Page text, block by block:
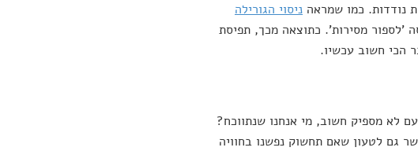
נודדות. כמו שמראה ניסוי הגורילה
'לספור מסירות'. כתוצאה מכך, תפיסת
הכי חשוב עכשיו.
לא מספיק חשוב, מי אנחנו שנתווכח?
גם לטעון שאם תחשוק נפשנו בחוויה